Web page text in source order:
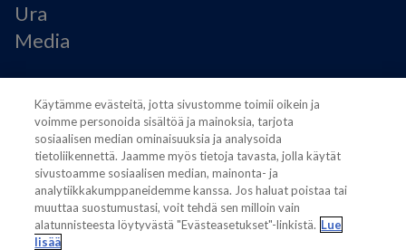
Ura
Media
Käyttöehdot
Modern Slavery Statement
Tietosuojaseloste
Käyttöehdot
Evästeasetukset
Käytämme evästeitä, jotta sivustomme toimii oikein ja
voimme personoida sisältöä ja mainoksia, tarjota
sosiaalisen median ominaisuuksia ja analysoida
tietoliikennettä. Jaamme myös tietoja tavasta, jolla käytät
sivustoamme sosiaalisen median, mainonta- ja
analytiikkakumppaneidemme kanssa. Jos haluat poistaa tai
muuttaa suostumustasi, voit tehdä sen milloin vain
alatunnisteesta löytyvästä "Evästeasetukset"-linkistä. Lue
lisää